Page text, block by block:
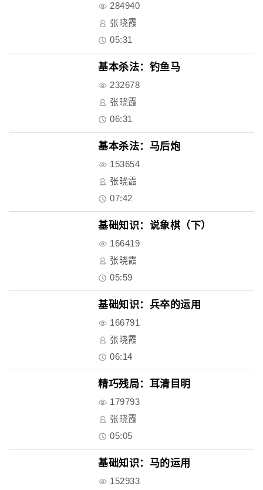
284940
张晓霞
05:31
基本杀法：钓鱼马
232678
张晓霞
06:31
基本杀法：马后炮
153654
张晓霞
07:42
基础知识：说象棋（下）
166419
张晓霞
05:59
基础知识：兵卒的运用
166791
张晓霞
06:14
精巧残局：耳清目明
179793
张晓霞
05:05
基础知识：马的运用
152933